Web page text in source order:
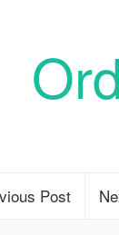
Post